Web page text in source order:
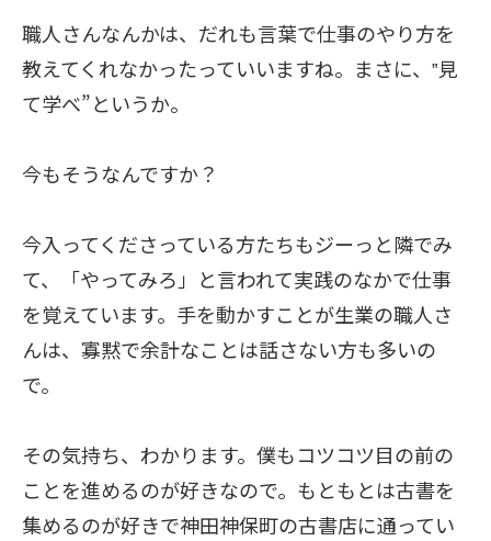
職人さんなんかは、だれも言葉で仕事のやり方を
教えてくれなかったっていいますね。まさに、‟見
て学べ”というか。
今もそうなんですか？
今入ってくださっている方たちもジーっと隣でみ
て、「やってみろ」と言われて実践のなかで仕事
を覚えています。手を動かすことが生業の職人さ
んは、寡黙で余計なことは話さない方も多いの
で。
その気持ち、わかります。僕もコツコツ目の前の
ことを進めるのが好きなので。もともとは古書を
集めるのが好きで神田神保町の古書店に通ってい